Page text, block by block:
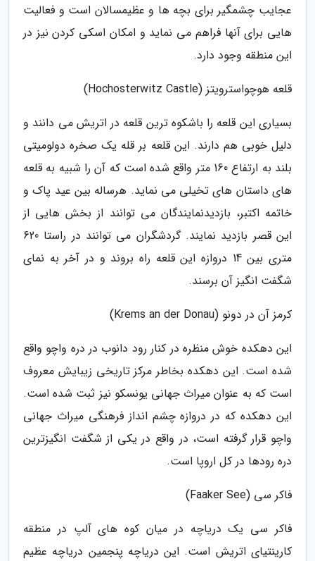
عجایب چشمگیر برای بچه ها و عظیمسالان است و فعالیت
هایی برای آنها فراهم می نماید و امکان اسکی کردن نیز در
این منطقه وجود دارد.
قلعه هوچواسترویتز (Hochosterwitz Castle)
بسیاری این قلعه را باشکوه ترین قلعه در اتریش می دانند و
دلیل خوبی هم دارند. این قلعه بر قله یک صخره دولومیتی
بلند به ارتفاع 160 متر واقع شده است که آن را شبیه به قلعه
های داستان های تخیلی می نماید. هرساله بین عید پاک و
خاتمه اکتبر، بازدیدنمایندگان می توانند از بخش هایی از
این قصر بازدید نمایند. گردشگران می توانند در راستا 620
متری بین 14 دروازه این قلعه راه بروند و در آخر به نمای
شگفت انگیز آن برسند.
کرمز آن در دونو (Krems an der Donau)
این دهکده خوش منظره در کنار رود دانوب در دره واچو واقع
شده است. این دهکده بخاطر مرکز تاریخی زیبایش معروف
است که به عنوان میراث جهانی یونسکو نیز ثبت شده است.
این دهکده که در دروازه چشم انداز فرهنگی میراث جهانی
واچو قرار گرفته است، در واقع در یکی از شگفت انگیزترین
دره رودها در کل اروپا است.
فاکر سی (Faaker See)
فاکر سی یک دریاچه در میان کوه های آلپ در منطقه
کارینتیای اتریش است. این دریاچه پنجمین دریاچه عظیم